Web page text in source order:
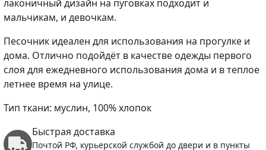
лаконичный дизайн на пуговках подходит и
мальчикам, и девочкам.⠀
Песочник идеален для использования на прогулке и
дома. Отлично подойдёт в качестве одежды первого
слоя для ежедневного использования дома и в теплое
летнее время на улице.
Тип ткани: муслин, 100% хлопок
Быстрая доставка
Почтой РФ, курьерской службой до двери и в пункты